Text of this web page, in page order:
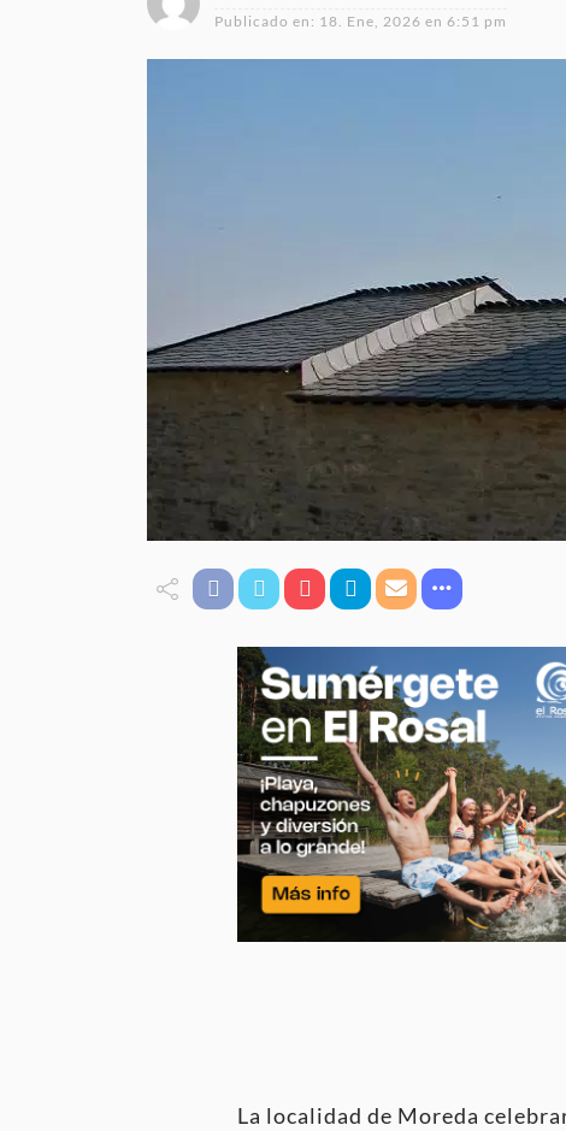
Publicado en: 18. Ene, 2026 en 6:51 pm
La localidad de Moreda